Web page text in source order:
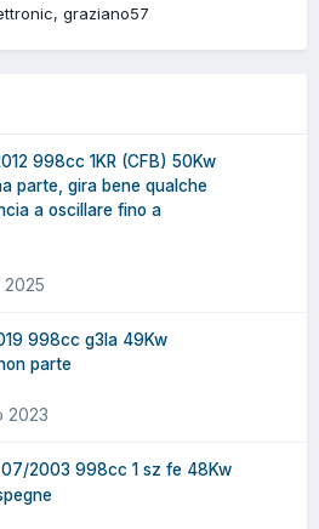
graziano57
998cc 1KR (CFB) 50Kw
parte, gira bene qualche
a oscillare fino a
2025
998cc g3la 49Kw
parte
2023
07/2003 998cc 1 sz fe 48Kw